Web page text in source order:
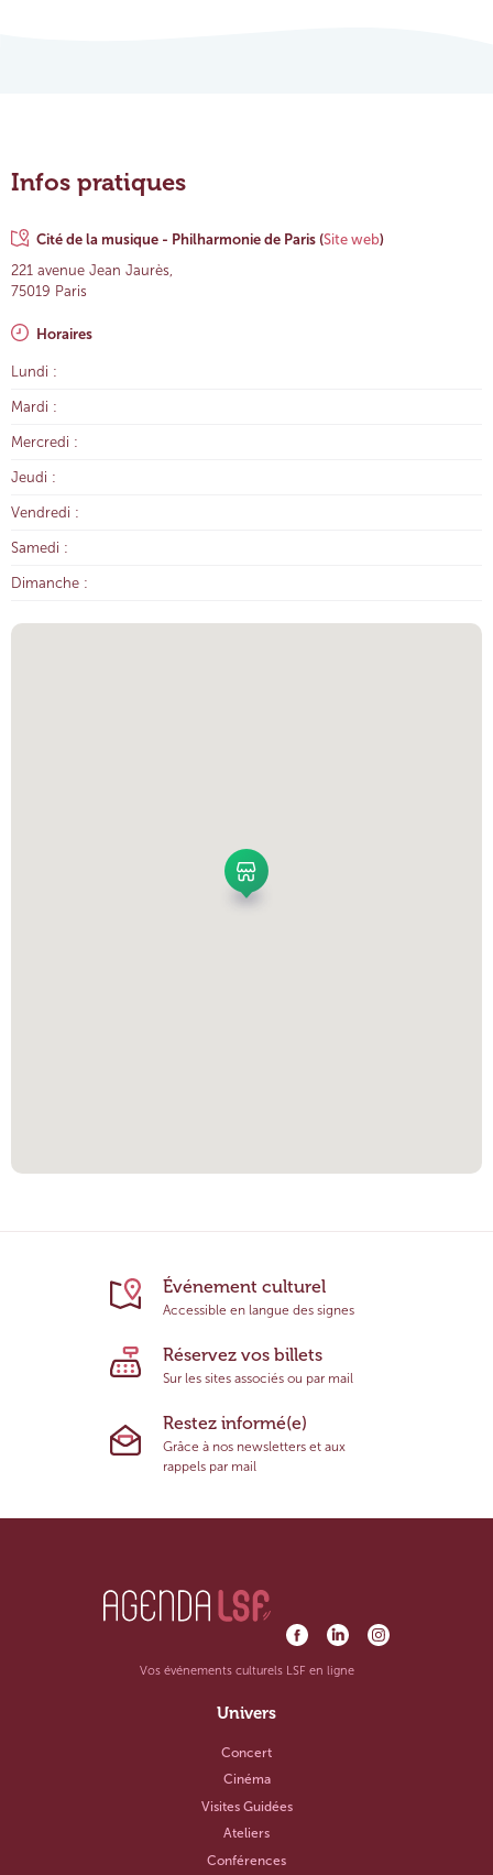
Infos pratiques
Cité de la musique - Philharmonie de Paris (Site web)
221 avenue Jean Jaurès,
75019 Paris
Horaires
Lundi :
Mardi :
Mercredi :
Jeudi :
Vendredi :
Samedi :
Dimanche :
Événement culturel
Accessible en langue des signes
Réservez vos billets
Sur les sites associés ou par mail
Restez informé(e)
Grâce à nos newsletters et aux
rappels par mail
Vos événements culturels LSF en ligne
Univers
Concert
Cinéma
Visites Guidées
Ateliers
Conférences